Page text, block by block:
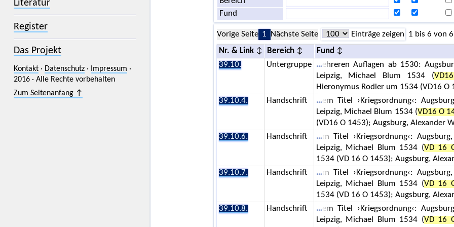
Literatur
Register
Das Projekt
Kontakt· Datenschutz· Impressum ·
2016 · Alle Rechte vorbehalten
Zum Seitenanfang ↑
Fund
Vorige Seite 1 Nächste Seite Einträge zeigen 1 bis 6 von
Nr. & Link Bereich
Fund
39.10.
Untergruppe
ehreren Auflagen ab 1530:
Leipzig, Michael Blum 1534 (
Hieronymus Rodler um 1534 (VD16
39.10.4.
Handschrift
em Titel ›Kriegsordnung‹:
Leipzig, Michael Blum 1534 (VD16 O
(VD16 O 1453); Augsburg, Alexander
39.10.6.
Handschrift
m Titel ›Kriegsordnung‹:
Leipzig, Michael Blum 1534 (VD 16
1534 (VD 16 O 1453); Augsburg,
39.10.7.
Handschrift
m Titel ›Kriegsordnung‹:
Leipzig, Michael Blum 1534 (VD 16
1534 (VD 16 O 1453); Augsburg,
39.10.8.
Handschrift
em Titel ›Kriegsordnung‹:
Leipzig, Michael Blum 1534 (VD 16